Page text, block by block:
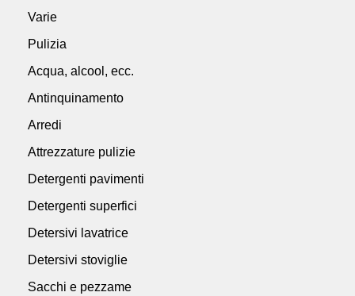
Varie
Pulizia
Acqua, alcool, ecc.
Antinquinamento
Arredi
Attrezzature pulizie
Detergenti pavimenti
Detergenti superfici
Detersivi lavatrice
Detersivi stoviglie
Sacchi e pezzame